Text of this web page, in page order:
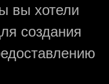
вы хотели
создания